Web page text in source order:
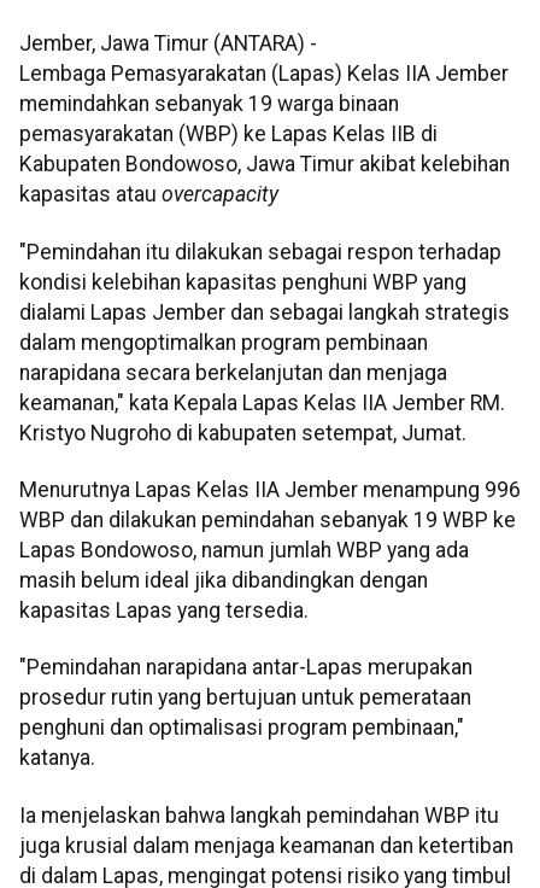
Jember, Jawa Timur (ANTARA) -
Lembaga Pemasyarakatan (Lapas) Kelas IIA Jember
memindahkan sebanyak 19 warga binaan
pemasyarakatan (WBP) ke Lapas Kelas IIB di
Kabupaten Bondowoso, Jawa Timur akibat kelebihan
kapasitas atau overcapacity
"Pemindahan itu dilakukan sebagai respon terhadap
kondisi kelebihan kapasitas penghuni WBP yang
dialami Lapas Jember dan sebagai langkah strategis
dalam mengoptimalkan program pembinaan
narapidana secara berkelanjutan dan menjaga
keamanan," kata Kepala Lapas Kelas IIA Jember RM.
Kristyo Nugroho di kabupaten setempat, Jumat.
Menurutnya Lapas Kelas IIA Jember menampung 996
WBP dan dilakukan pemindahan sebanyak 19 WBP ke
Lapas Bondowoso, namun jumlah WBP yang ada
masih belum ideal jika dibandingkan dengan
kapasitas Lapas yang tersedia.
"Pemindahan narapidana antar-Lapas merupakan
prosedur rutin yang bertujuan untuk pemerataan
penghuni dan optimalisasi program pembinaan,"
katanya.
Ia menjelaskan bahwa langkah pemindahan WBP itu
juga krusial dalam menjaga keamanan dan ketertiban
di dalam Lapas, mengingat potensi risiko yang timbul